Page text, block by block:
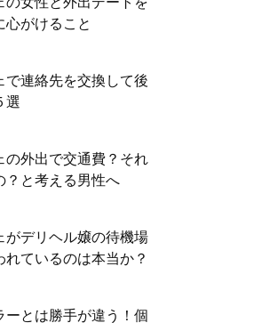
心がけること
で連絡先を交換して後
選
の外出で交通費？それ
？と考える男性へ
がデリヘル嬢の待機場
れているのは本当か？
ーとは勝手が違う！個